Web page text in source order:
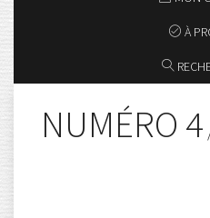
À
NUMÉRO 4